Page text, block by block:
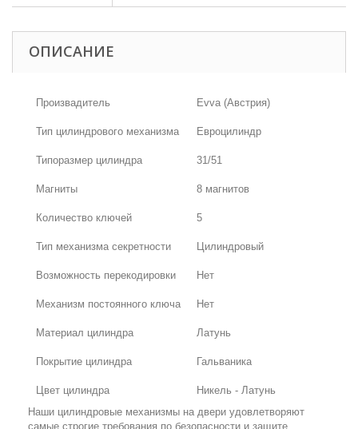
ОПИСАНИЕ
Произвадитель Evva (Австрия)
Тип цилиндрового механизма Евроцилиндр
Типоразмер цилиндра 31/51
Магниты 8 магнитов
Количество ключей 5
Тип механизма секретности Цилиндровый
Возможность перекодировки Нет
Механизм постоянного ключа Нет
Материал цилиндра Латунь
Покрытие цилиндра Гальваника
Цвет цилиндра
Никель - Латунь
Наши цилиндровые механизмы на двери удовлетворяют
самые строгие требования по безопасности и защите